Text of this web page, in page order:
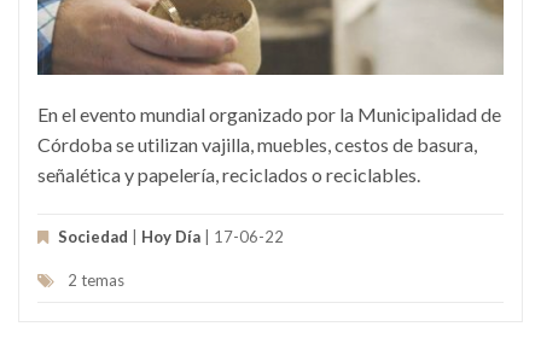
En el evento mundial organizado por la Municipalidad de
Córdoba se utilizan vajilla, muebles, cestos de basura,
señalética y papelería, reciclados o reciclables.
Sociedad Hoy Día | 17-06-22
2 temas